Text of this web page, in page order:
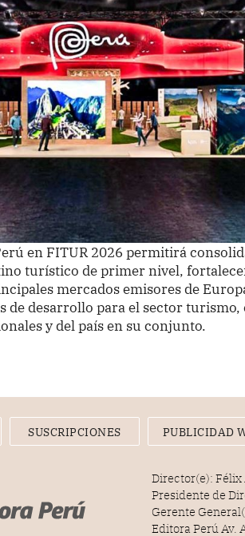
en FITUR 2026 permitirá
turístico de primer nivel,
mercados emisores de
de desarrollo para el sector turismo,
y del país en su conjunto.
SUSCRIPCIONES PUBLICIDAD
Director(e): Félix
Presidente de
Gerente
Editora Perú Av.